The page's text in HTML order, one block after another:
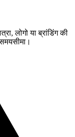
लोगो या ब्रांडिंग की